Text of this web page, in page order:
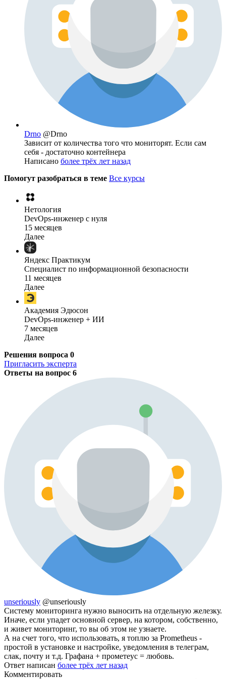
Drno @Drno
Зависит от количества того что мониторят. Если сам
себя - достаточно контейнера
Написано более трёх лет назад
Помогут разобраться в теме Все курсы
Нетология
DevOps-инженер с нуля
15 месяцев
Далее
Яндекс Практикум
Специалист по информационной безопасности
11 месяцев
Далее
Академия Эдюсон
DevOps-инженер + ИИ
7 месяцев
Далее
Решения вопроса 0
Пригласить эксперта
Ответы на вопрос 6
unseriously @unseriously
Систему мониторинга нужно выносить на отдельную железку.
Иначе, если упадет основной сервер, на котором, собственно,
и живет мониторинг, то вы об этом не узнаете.
А на счет того, что использовать, я топлю за Prometheus -
простой в установке и настройке, уведомления в телеграм,
слак, почту и т.д. Графана + прометеус = любовь.
Ответ написан более трёх лет назад
Комментировать